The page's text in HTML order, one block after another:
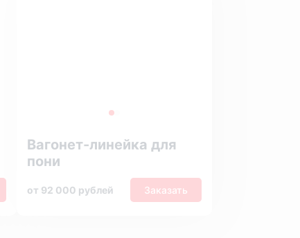
Вагонет-линейка для
пони
от 92 000 рублей Заказать